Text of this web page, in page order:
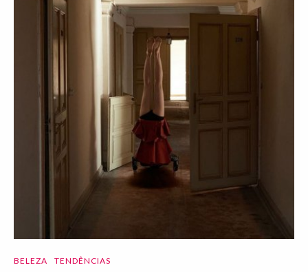
BELEZA TENDÊNCIAS